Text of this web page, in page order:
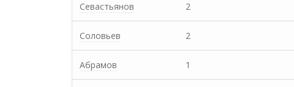
Севастьянов 2
Соловьев 2
Абрамов 1